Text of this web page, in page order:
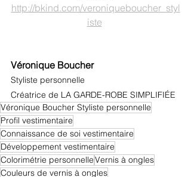
http://bkind.com/veroniqueboucher_styl
iste
Véronique Boucher
Styliste personnelle
Créatrice de LA GARDE-ROBE SIMPLIFIÉE
Véronique Boucher Styliste personnelle
Profil vestimentaire
Connaissance de soi vestimentaire
Développement vestimentaire
Colorimétrie personnelleVernis à ongles
Couleurs de vernis à ongles